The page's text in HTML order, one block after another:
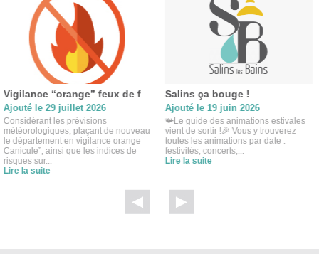
Vigilance “orange” feux de f
Ajouté le 29 juillet 2026
Considérant les prévisions
météorologiques, plaçant de nouveau
le département en vigilance orange
Canicule”, ainsi que les indices de
risques sur...
Lire la suite
Salins ça bouge !
Ajouté le 19 juin 2026
📯Le guide des animations estivales
vient de sortir !🎉 Vous y trouverez
toutes les animations par date :
festivités, concerts,...
Lire la suite